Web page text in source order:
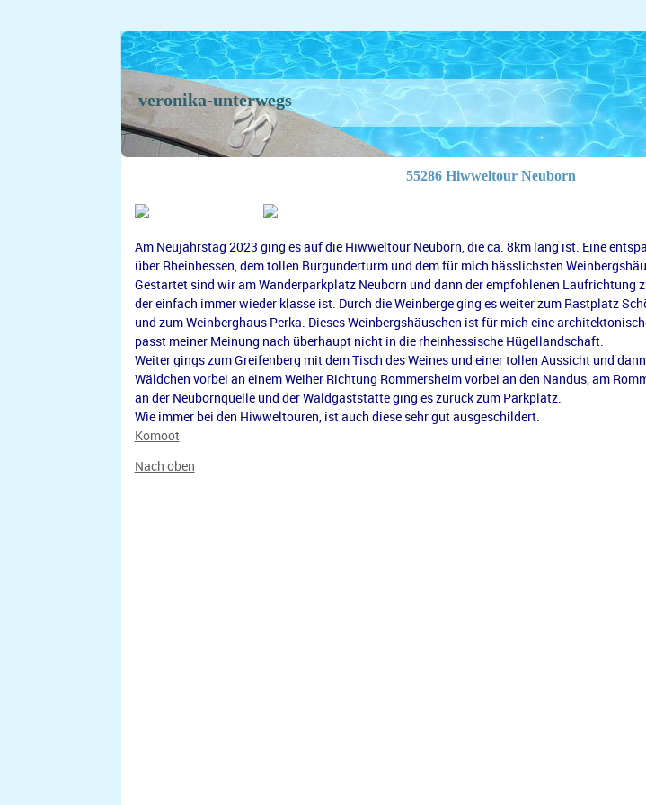
veronika-unterwegs
55286 Hiwweltour Neuborn
Am Neujahrstag 2023 ging es auf die Hiwweltour Neuborn, die ca. 8km lang ist. Eine
über Rheinhessen, dem tollen Burgunderturm und dem für mich hässlichsten
Gestartet sind wir am Wanderparkplatz Neuborn und dann der empfohlenen Laufrichtung
der einfach immer wieder klasse ist. Durch die Weinberge ging es weiter zum Rastplatz
und zum Weinberghaus Perka. Dieses Weinbergshäuschen ist für mich eine
passt meiner Meinung nach überhaupt nicht in die rheinhessische Hügellandschaft.
Weiter gings zum Greifenberg mit dem Tisch des Weines und einer tollen Aussicht und
Wäldchen vorbei an einem Weiher Richtung Rommersheim vorbei an den Nandus, am
an der Neubornquelle und der Waldgaststätte ging es zurück zum Parkplatz.
Wie immer bei den Hiwweltouren, ist auch diese sehr gut ausgeschildert.
Komoot
Nach oben